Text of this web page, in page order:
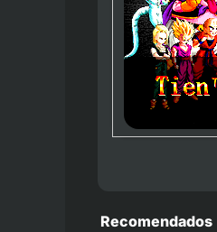
Recomendados